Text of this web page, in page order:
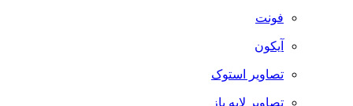
فونت
آیکون
تصاویر استوک
تصاویر لایه باز